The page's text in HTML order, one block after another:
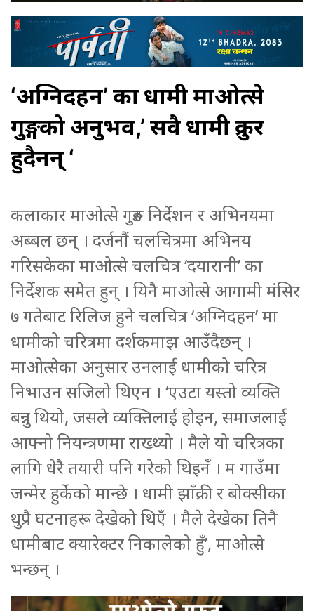
‘अग्निदहन’ का धामी माओत्से
गुरुङ्गको अनुभव,’ सवै धामी क्रुर
हुदैनन् ‘
कलाकार माओत्से गुरुङ निर्देशन र अभिनयमा
अब्बल छन् । दर्जनौं चलचित्रमा अभिनय
गरिसकेका माओत्से चलचित्र ‘दयारानी’ का
निर्देशक समेत हुन् । यिनै माओत्से आगामी मंसिर
७ गतेबाट रिलिज हुने चलचित्र ‘अग्निदहन’ मा
धामीको चरित्रमा दर्शकमाझ आउँदैछन् ।
माओत्सेका अनुसार उनलाई धामीको चरित्र
निभाउन सजिलो थिएन । ‘एउटा यस्तो व्यक्ति
बन्नु थियो, जसले व्यक्तिलाई होइन, समाजलाई
आफ्नो नियन्त्रणमा राख्थ्यो । मैले यो चरित्रका
लागि धेरै तयारी पनि गरेको थिइनँ । म गाउँमा
जन्मेर हुर्केको मान्छे । धामी झाँक्री र बोक्सीका
थुप्रै घटनाहरू देखेको थिएँ । मैले देखेका तिनै
धामीबाट क्यारेक्टर निकालेको हुँ’, माओत्से
भन्छन् ।